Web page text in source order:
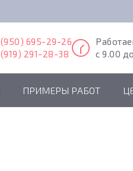
695-29-26
291-28-38
с 9.00
ПРИМЕРЫ РАБОТ